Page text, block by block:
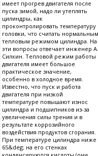
имеет прогрев двигателя после
пуска зимой, надо ли утеплять
цилиндры, как
проконтролировать температуру
головки, что считать нормальным
тепловым режимом цилиндра. На
эти вопросы отвечает инженер А.
Силкин. Тепловой режим работы
двигателя имеет большое
практическое значение,
особенно в холодное время.
Известно, что пуск и работа
двигателя при низкой
температуре повышают износ
цилиндра и подшипников из-за
увеличения силы трения и в
результате коррозийного
воздействия продуктов сгорания.
При температуре цилиндра ниже
65&deg; на его стенках